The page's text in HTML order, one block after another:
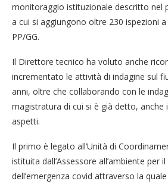
monitoraggio istituzionale descritto nel
a cui si aggiungono oltre 230 ispezioni
PP/GG.
Il Direttore tecnico ha voluto anche
incrementato le attività di indagine sul
anni, oltre che collaborando con le
magistratura di cui si è già detto, anche
aspetti.
Il primo è legato all’Unità di
istituita dall’Assessore all’ambiente per
dell’emergenza covid attraverso la